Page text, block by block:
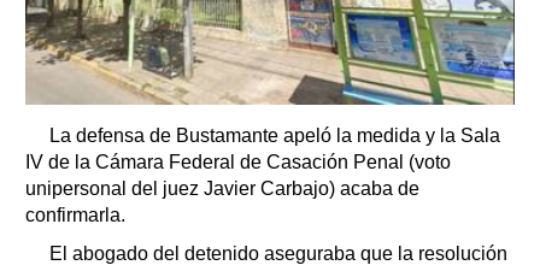
La defensa de Bustamante apeló la medida y la Sala
IV de la Cámara Federal de Casación Penal (voto
unipersonal del juez Javier Carbajo) acaba de
confirmarla.
El abogado del detenido aseguraba que la resolución